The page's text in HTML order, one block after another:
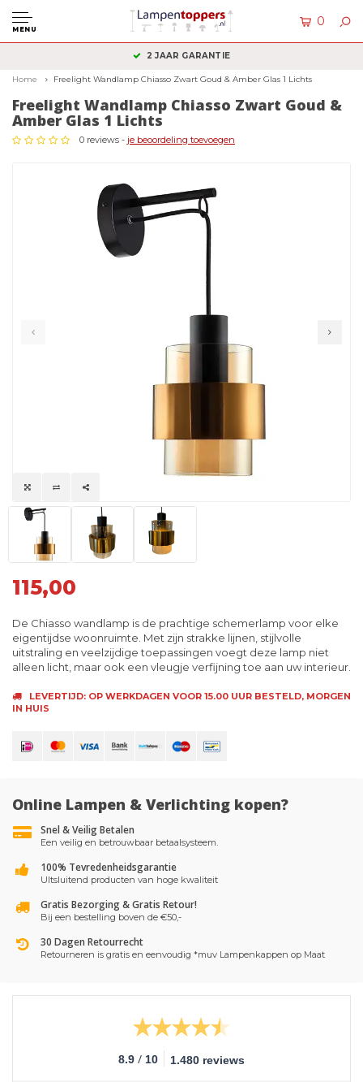
MENU
0
2 JAAR GARANTIE
Home Freelight Wandlamp Chiasso Zwart Goud & Amber Glas 1 Lichts
Freelight Wandlamp Chiasso Zwart Goud &
Amber Glas 1 Lichts
0 reviews - je beoordeling toevoegen
115,00
De Chiasso wandlamp is de prachtige schemerlamp voor elke
eigentijdse woonruimte. Met zijn strakke lijnen, stijlvolle
uitstraling en veelzijdige toepassingen voegt deze lamp niet
alleen licht, maar ook een vleugje verfijning toe aan uw interieur.
LEVERTIJD: OP WERKDAGEN VOOR 15.00 UUR BESTELD, MORGEN
IN HUIS
Online Lampen & Verlichting kopen?
Snel & Veilig Betalen
Een veilig en betrouwbaar betaalsysteem.
100% Tevredenheidsgarantie
UItsluitend producten van hoge kwaliteit
Gratis Bezorging & Gratis Retour!
Bij een bestelling boven de €50,-
30 Dagen Retourrecht
Retourneren is gratis en eenvoudig *muv Lampenkappen op Maat
8.9 / 10 1.480 reviews